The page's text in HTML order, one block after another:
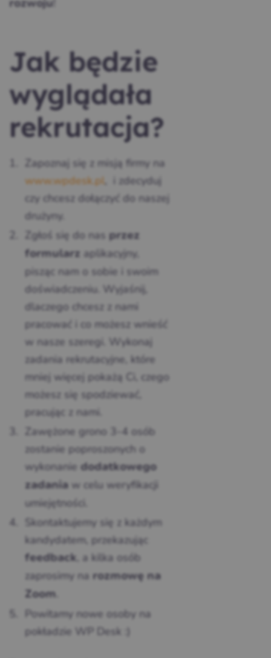
rozwoju
Jak będzie
wyglądała
rekrutacja?
Zapoznaj się z misją firmy na
www.wpdesk.pl , i zdecyduj
czy chcesz dołączyć do naszej
drużyny.
Zgłoś się do nas przez
formularz aplikacyjny,
pisząc nam o sobie i swoim
doświadczeniu. Wyjaśnij,
dlaczego chcesz z nami
pracować i co możesz wnieść
w nasze szeregi. Wykonaj
zadania rekrutacyjne, które
mniej więcej pokażą Ci, czego
możesz się spodziewać,
pracując z nami.
Zawężone grono 3-4 osób
zostanie poproszonych o
wykonanie dodatkowego
zadania w celu weryfikacji
umiejętności.
Skontaktujemy się z każdym
kandydatem, przekazując
feedback
, a kilka osób
zaprosimy na rozmowę na
Zoom
Powitamy nowe osoby na
pokładzie WP Desk :)